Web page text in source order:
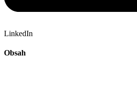
LinkedIn
Obsah